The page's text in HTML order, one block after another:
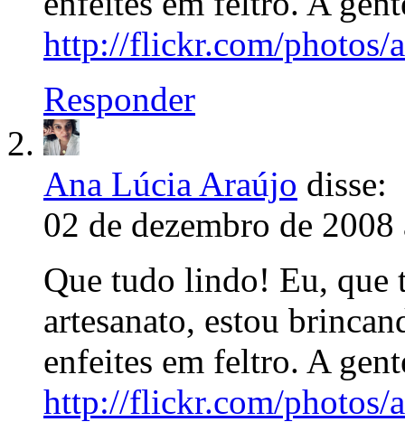
http://flickr.com/photos/
Responder
Ana Lúcia Araújo disse:
02 de dezembro de 2008
Que tudo lindo! Eu, que
artesanato, estou
enfeites em feltro. A
http://flickr.com/photos/